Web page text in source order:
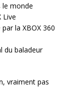
le monde
Live
la XBOX 360
du baladeur
vraiment pas